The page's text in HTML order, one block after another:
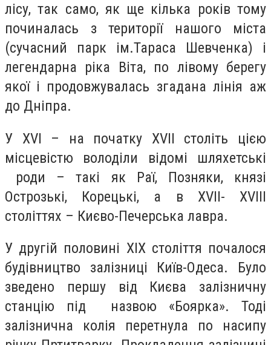
лісу, так само, як ще кілька років тому
починалась з території нашого міста
(сучасний парк ім.Тараса Шевченка) і
легендарна ріка Віта, по лівому берегу
якої і продовжувалась згадана лінія аж
до Дніпра.
У XVI – на початку XVII століть цією
місцевістю володіли відомі шляхетські
роди – такі як Раї, Позняки, князі
Острозькі, Корецькі, а в XVII- XVIII
століттях – Києво-Печерська лавра.
У другій половині ХІХ століття почалося
будівництво залізниці Київ-Одеса. Було
зведено першу від Києва залізничну
станцію під назвою «Боярка». Тоді
залізнична колія перетнула по насипу